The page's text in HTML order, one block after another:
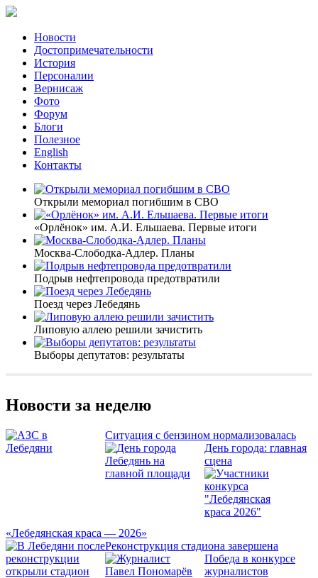
Новости
Достопримечательности
История
Персоналии
Вернисаж
Фото
Форум
Блоги
Полезное
English
Контакты
Открыли мемориал погибшим в СВО
«Орлёнок» им. А.И. Ельшаева. Первые итоги
Москва-Слободка-Адлер. Планы
Подрыв нефтепровода предотвратили
Поезд через Лебедянь
Липовую аллею решили зачистить
Выборы депутатов: результаты
Новости за неделю
Ситуация с бензином нормализовалась
День города: главная
сцена
«Лебедянская краса — 2026»
Реконструкция стадиона завершена
Победа в конкурсе
журналистов